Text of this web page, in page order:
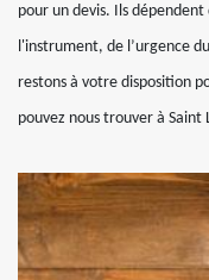
pour un devis. Ils
l'instrument, de l’urgence
restons à votre disposition
pouvez nous trouver à Saint